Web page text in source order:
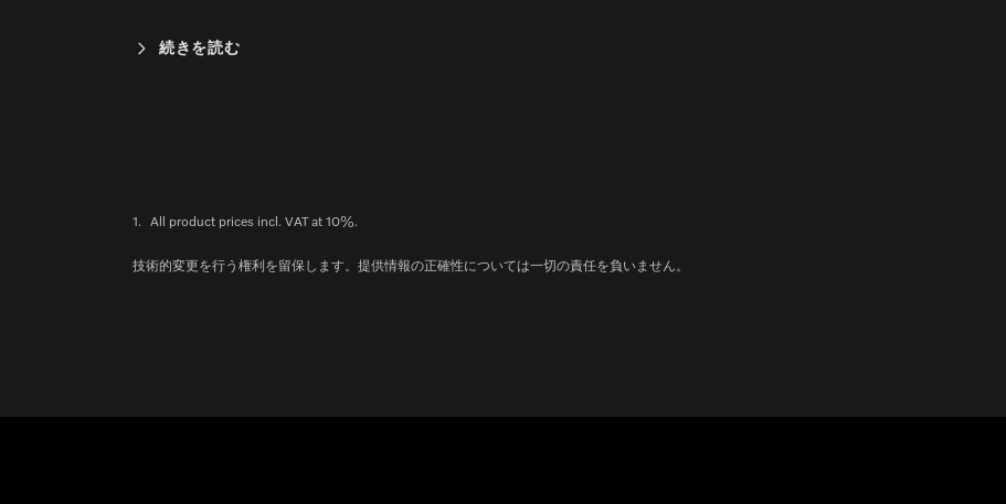
続きを読む
1. All product prices incl. VAT at 10%.
技術的変更を行う権利を留保します。提供情報の正確性については一切の責任を負いません。